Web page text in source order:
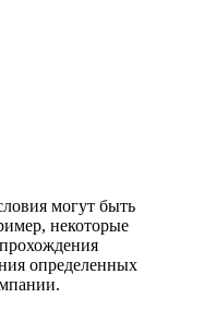
могут быть
некоторые
определенных